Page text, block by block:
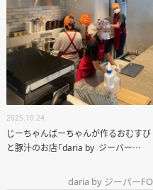
2025.10.24
じーちゃんばーちゃんが作るおむすび
と豚汁のお店「daria by ジーバー
daria by ジーバー